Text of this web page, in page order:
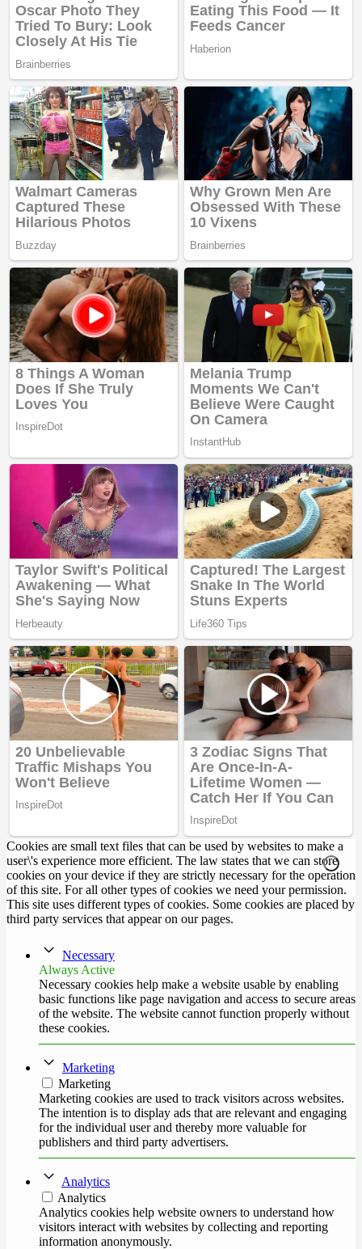
Cookies are small text files that can be used by websites to make a
user\'s experience more efficient. The law states that we can store
cookies on your device if they are strictly necessary for the operation
of this site. For all other types of cookies we need your permission.
This site uses different types of cookies. Some cookies are placed by
third party services that appear on our pages.
Necessary
Always Active
Necessary cookies help make a website usable by enabling
basic functions like page navigation and access to secure areas
of the website. The website cannot function properly without
these cookies.
Marketing
Marketing
Marketing cookies are used to track visitors across websites.
The intention is to display ads that are relevant and engaging
for the individual user and thereby more valuable for
publishers and third party advertisers.
Analytics
Analytics
Analytics cookies help website owners to understand how
visitors interact with websites by collecting and reporting
information anonymously.